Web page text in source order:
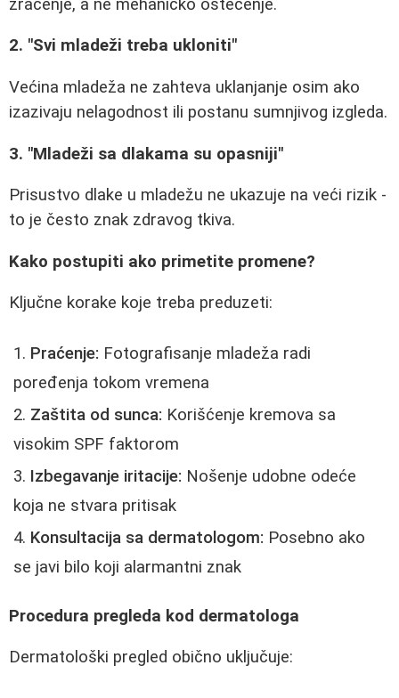
zračenje, a ne mehaničko oštećenje.
2. "Svi mladeži treba ukloniti"
Većina mladeža ne zahteva uklanjanje osim ako
izazivaju nelagodnost ili postanu sumnjivog izgleda.
3. "Mladeži sa dlakama su opasniji"
Prisustvo dlake u mladežu ne ukazuje na veći rizik -
to je često znak zdravog tkiva.
Kako postupiti ako primetite promene?
Ključne korake koje treba preduzeti:
Praćenje: Fotografisanje mladeža radi
poređenja tokom vremena
Zaštita od sunca: Korišćenje kremova sa
visokim SPF faktorom
Izbegavanje iritacije: Nošenje udobne odeće
koja ne stvara pritisak
Konsultacija sa dermatologom: Posebno ako
se javi bilo koji alarmantni znak
Procedura pregleda kod dermatologa
Dermatološki pregled obično uključuje: